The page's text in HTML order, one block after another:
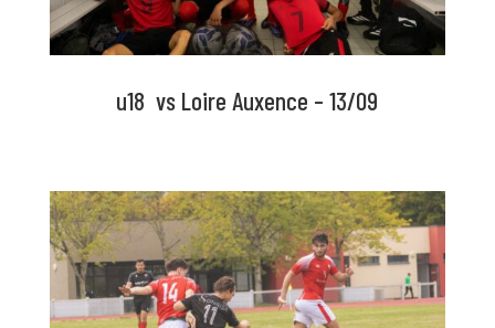
u18 vs Loire Auxence – 13/09